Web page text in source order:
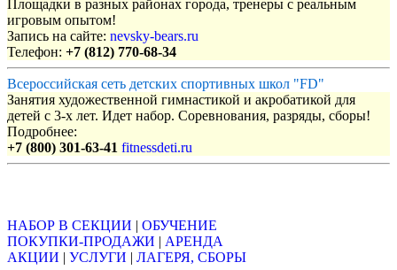
Площадки в разных районах города, тренеры с реальным
игровым опытом!
Запись на сайте: nevsky-bears.ru
Телефон: +7 (812) 770-68-34
Всероссийская сеть детских спортивных школ "FD"
Занятия художественной гимнастикой и акробатикой для
детей с 3-х лет. Идет набор. Соревнования, разряды, сборы!
Подробнее:
+7 (800) 301-63-41 fitnessdeti.ru
НАБОР В СЕКЦИИ | ОБУЧЕНИЕ
ПОКУПКИ-ПРОДАЖИ | АРЕНДА
АКЦИИ | УСЛУГИ | ЛАГЕРЯ, СБОРЫ